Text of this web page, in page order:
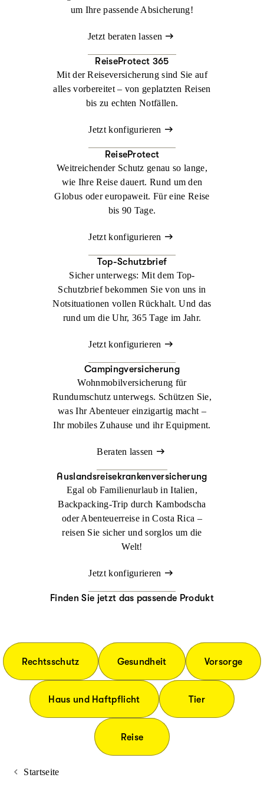
um Ihre passende Absicherung!
Jetzt beraten lassen
ReiseProtect 365
Mit der Reiseversicherung sind Sie auf
alles vorbereitet – von geplatzten Reisen
bis zu echten Notfällen.
Jetzt konfigurieren
ReiseProtect
Weitreichender Schutz genau so lange,
wie Ihre Reise dauert. Rund um den
Globus oder europaweit. Für eine Reise
bis 90 Tage.
Jetzt konfigurieren
Top-Schutzbrief
Sicher unterwegs: Mit dem Top-
Schutzbrief bekommen Sie von uns in
Notsituationen vollen Rückhalt. Und das
rund um die Uhr, 365 Tage im Jahr.
Jetzt konfigurieren
Campingversicherung
Wohnmobilversicherung für
Rundumschutz unterwegs. Schützen Sie,
was Ihr Abenteuer einzigartig macht –
Ihr mobiles Zuhause und ihr Equipment.
Beraten lassen
Auslandsreisekrankenversicherung
Egal ob Familienurlaub in Italien,
Backpacking-Trip durch Kambodscha
oder Abenteuerreise in Costa Rica –
reisen Sie sicher und sorglos um die
Welt!
Jetzt konfigurieren
Finden Sie jetzt das passende Produkt
Rechtsschutz Gesundheit Vorsorge
Haus und Haftpflicht Tier
Reise
Startseite